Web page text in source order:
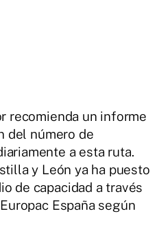
recomienda un informe
del número de
a esta ruta.
y León ya ha puesto
de capacidad a través
España según